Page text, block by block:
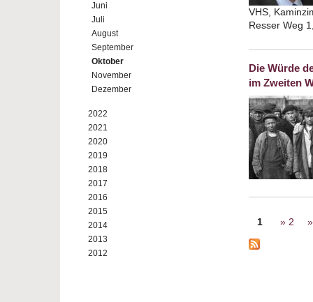
Juni
Juli
August
September
Oktober
November
Dezember
2022
2021
2020
2019
2018
2017
2016
2015
2014
2013
2012
VHS,
Resser Weg
Die Würde
im Zweiten
Seiten
1 2